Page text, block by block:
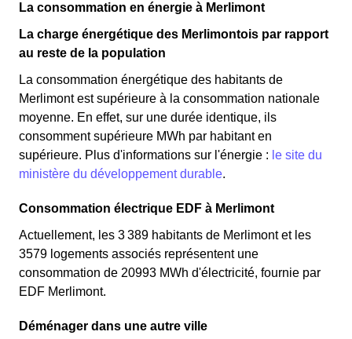
La consommation en énergie à Merlimont
La charge énergétique des Merlimontois par rapport
au reste de la population
La consommation énergétique des habitants de
Merlimont est supérieure à la consommation nationale
moyenne. En effet, sur une durée identique, ils
consomment supérieure MWh par habitant en
supérieure. Plus d'informations sur l'énergie : le site du
ministère du développement durable.
Consommation électrique EDF à Merlimont
Actuellement, les 3 389 habitants de Merlimont et les
3579 logements associés représentent une
consommation de 20993 MWh d'électricité, fournie par
EDF Merlimont.
Déménager dans une autre ville